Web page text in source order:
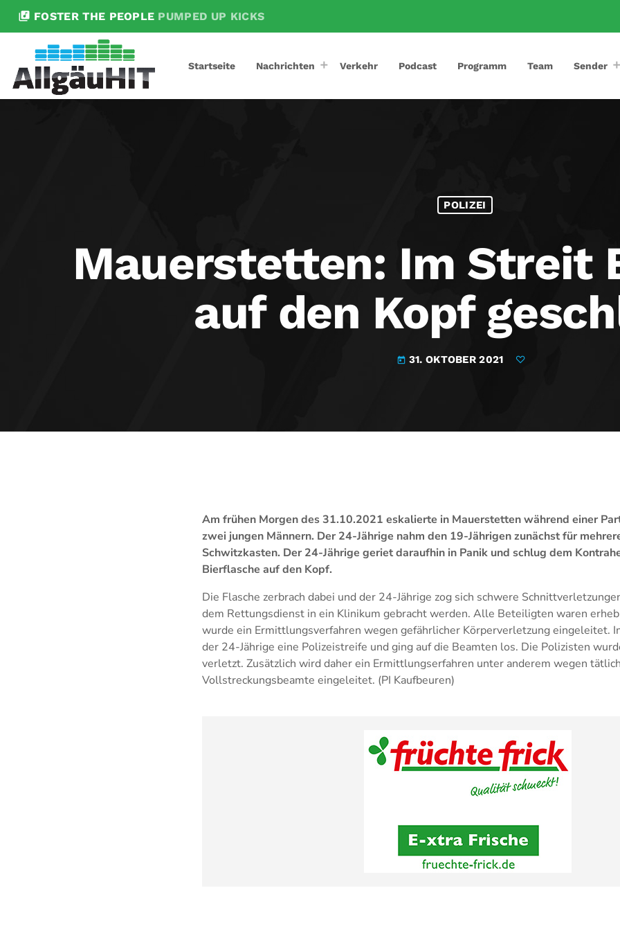
library_music FOSTER THE PEOPLE PUMPED UP KICKS
Startseite Nachrichten Verkehr Podcast Programm Team Sender
POLIZEI
Mauerstetten: Im Streit
auf den Kopf
today 31. OKTOBER 2021
Am frühen Morgen des 31.10.2021 eskalierte in Mauerstetten während einer
zwei jungen Männern. Der 24-Jährige nahm den 19-Jährigen zunächst für
Schwitzkasten. Der 24-Jährige geriet daraufhin in Panik und schlug dem
Bierflasche auf den Kopf.
Die Flasche zerbrach dabei und der 24-Jährige zog sich schwere
dem Rettungsdienst in ein Klinikum gebracht werden. Alle Beteiligten waren
wurde ein Ermittlungsverfahren wegen gefährlicher Körperverletzung eingeleitet.
der 24-Jährige eine Polizeistreife und ging auf die Beamten los. Die Polizisten
verletzt. Zusätzlich wird daher ein Ermittlungserfahren unter anderem wegen
Vollstreckungsbeamte eingeleitet. (PI Kaufbeuren)